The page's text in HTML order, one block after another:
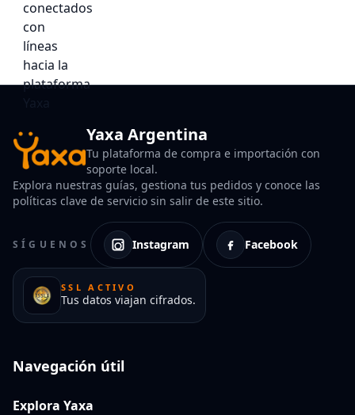
Yaxa Argentina
Tu plataforma de compra e importación con
soporte local.
Explora nuestras guías, gestiona tus pedidos y conoce las
políticas clave de servicio sin salir de este sitio.
SÍGUENOS Instagram Facebook
SSL ACTIVO
Tus datos viajan cifrados.
Navegación útil
Explora Yaxa